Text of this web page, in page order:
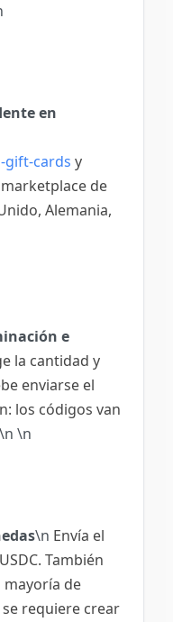
en
gift-cards y
de
Alemania,
e
la cantidad y
enviarse el
los códigos van
\n \n
\n Envía el
También
mayoría de
se requiere crear